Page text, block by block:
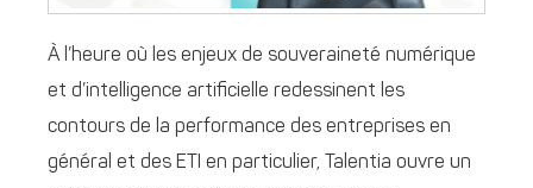
À l’heure où les enjeux de souveraineté numérique
et d’intelligence artificielle redessinent les
contours de la performance des entreprises en
général et des ETI en particulier, Talentia ouvre un